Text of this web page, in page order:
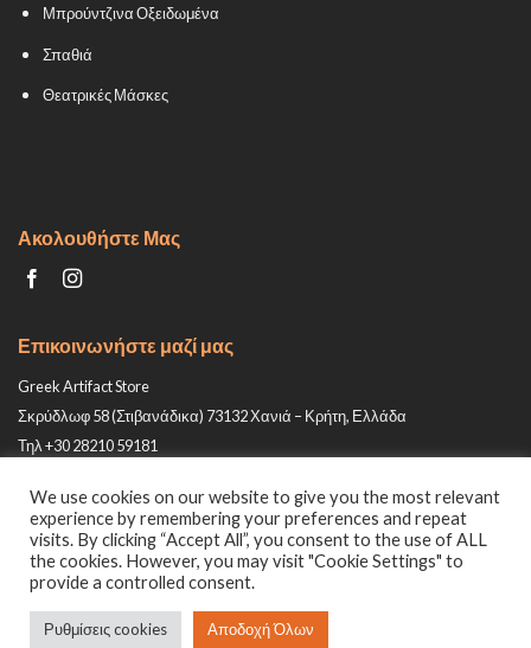
Μπρούντζινα Οξειδωμένα
Σπαθιά
Θεατρικές Μάσκες
Ακολουθήστε Μας
Επικοινωνήστε μαζί μας
Greek Artifact Store
Σκρύδλωφ 58 (Στιβανάδικα) 73132 Χανιά – Κρήτη, Ελλάδα
Τηλ +30 28210 59181
We use cookies on our website to give you the most relevant
experience by remembering your preferences and repeat
visits. By clicking “Accept All”, you consent to the use of ALL
the cookies. However, you may visit "Cookie Settings" to
provide a controlled consent.
Ρυθμίσεις cookies Αποδοχή Όλων